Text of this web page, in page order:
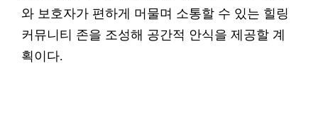
와 보호자가 편하게 머물며 소통할 수 있는 힐링
커뮤니티 존을 조성해 공간적 안식을 제공할 계
획이다.